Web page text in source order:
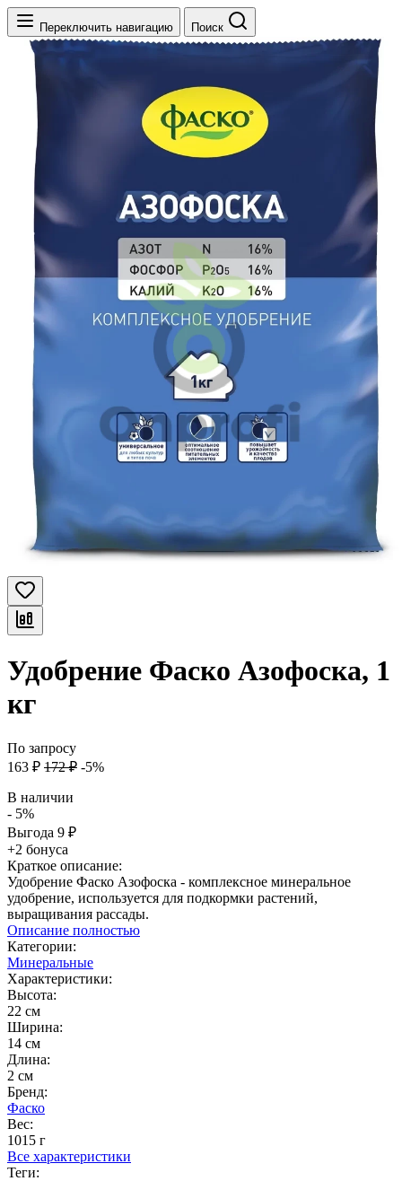
Переключить навигацию Поиск
Удобрение Фаско Азофоска, 1
кг
По запросу
163 ₽ 172 ₽ -5%
В наличии
- 5%
Выгода 9 ₽
+2 бонуса
Краткое описание:
Удобрение Фаско Азофоска - комплексное минеральное
удобрение, используется для подкормки растений,
выращивания рассады.
Описание полностью
Категории:
Минеральные
Характеристики:
Высота:
22 см
Ширина:
14 см
Длина:
2 см
Бренд:
Фаско
Вес:
1015 г
Все характеристики
Теги: